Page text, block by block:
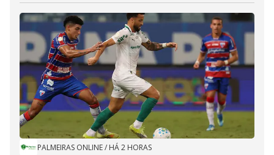
PALMEIRAS ONLINE/ HÁ 2 HORAS